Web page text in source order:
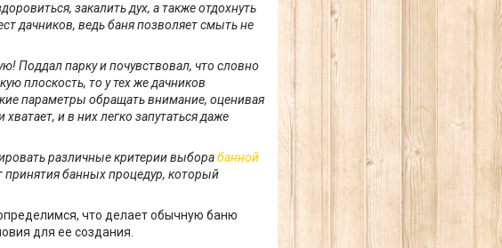
закалить дух, а также отдохнуть
дачников, ведь баня позволяет смыть не
Поддал парку и почувствовал, что словно
плоскость, то у тех же дачников
параметры обращать внимание, оценивая
и в них легко запутаться даже
различные критерии выборабанной
банных процедур, который
что делает обычную баню
для ее создания.